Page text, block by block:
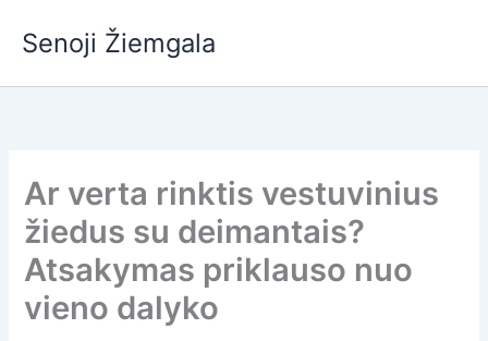
prieSenoji Žiemgala
Ar verta rinktis vestuvinius
žiedus su deimantais?
Atsakymas priklauso nuo
vieno dalyko